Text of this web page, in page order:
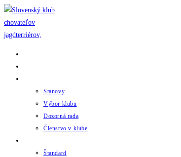
Skip
to
content
Stanovy
Výbor klubu
Dozorná rada
Členstvo v klube
Štandard